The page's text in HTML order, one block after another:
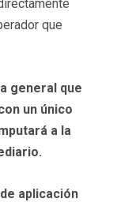
que
general que
un único
a la
aplicación